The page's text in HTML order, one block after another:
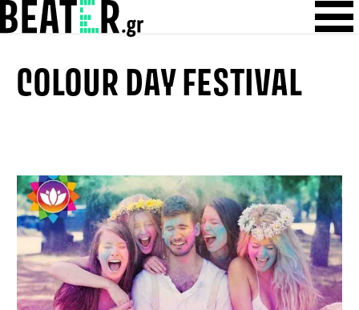
Skip to content
Skip
to
COLOUR DAY FESTIVAL